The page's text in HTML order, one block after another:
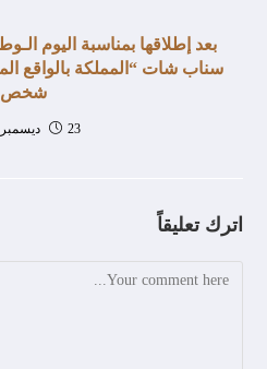
شخص
23 ديسمبر، 2024
اترك تعليقاً